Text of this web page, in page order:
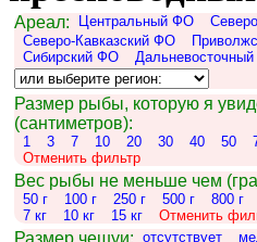
Ареал: Центральный ФО
Северо-Кавказский ФО
Сибирский ФО
Дальневосточный
Размер рыбы, которую я
(сантиметров):
1 3 7 10 20 30 40 50
Отменить фильтр
Вес рыбы не меньше чем
50 г
100 г 250 г 500 г 800 г
7 кг
10 кг 15 кг Отменить
Размер чешуи: отсутствует